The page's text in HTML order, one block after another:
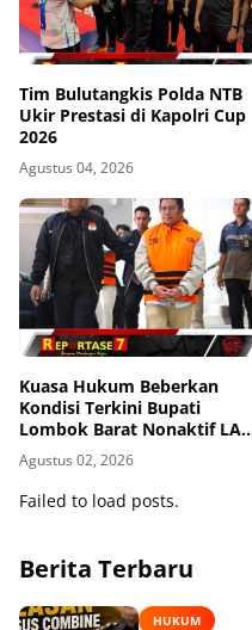
Tim Bulutangkis Polda NTB
Ukir Prestasi di Kapolri Cup
2026
Agustus 04, 2026
Kuasa Hukum Beberkan
Kondisi Terkini Bupati
Lombok Barat Nonaktif LAZ
di Rutan KPK, Pasrah dan
Kooperatif
Agustus 02, 2026
Failed to load posts.
Berita Terbaru
HUKUM